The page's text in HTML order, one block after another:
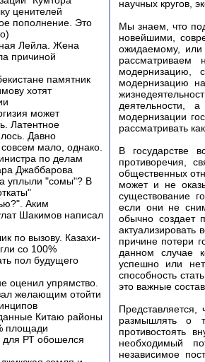
ценителей
пополнение. Это
Лейла. Жена
причиной
памятник
хотят
может
Латентное
Давно
совсем мало, однако.
по делам
Джаббарова
уплыли "сомы"? В
Аким
Шакимов написал
по вызову. Казахи-
со 100%
пол будущего
оценил упрямство.
желающим отойти
Китаю районы
площади
для РТ обошелся
научных кругов,
Мы знаем, что
новейшими,
ожидаемому, или
рассматриваем
модернизацию,
модернизацию
деятельности,
модернизации
рассматривать
В государстве
противоречия,
общественных
может и не
существование
если они не
обычно создает
причине потери
данном случае
успешно или нет
способность
это важные
Представляется,
размышлять о
противостоять
необходимый
независимое